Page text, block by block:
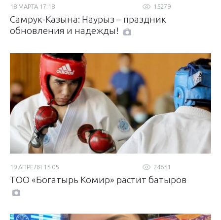
15279
18 МАРТА 17:18
Самрук-Казына: Наурыз – праздник
обновления и надежды!
24651
19 АПРЕЛЯ 15:05
ТОО «Богатырь Комир» растит батыров